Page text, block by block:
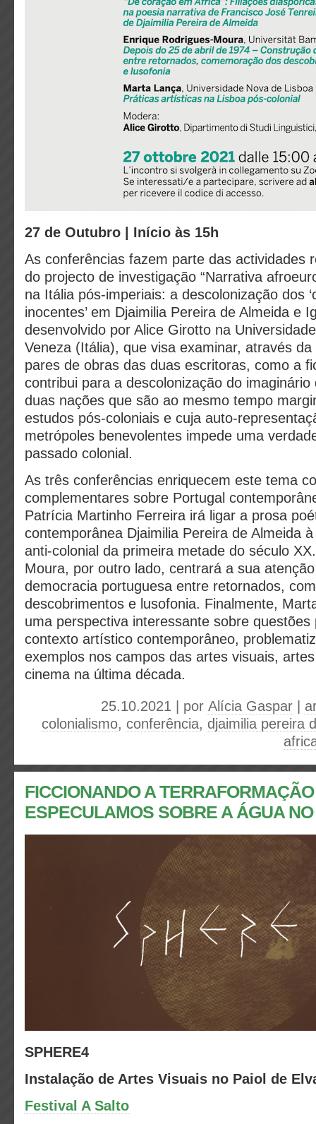
27 de Outubro | Início às 15h
As conferências fazem parte das actividades
do projecto de investigação “Narrativa
na Itália pós-imperiais: a descolonização dos
inocentes’ em Djaimilia Pereira de Almeida e
desenvolvido por Alice Girotto na
Veneza (Itália), que visa examinar, através
pares de obras das duas escritoras, como a
contribui para a descolonização do
duas nações que são ao mesmo tempo
estudos pós-coloniais e cuja auto-
metrópoles benevolentes impede uma
passado colonial.
As três conferências enriquecem este tema
complementares sobre Portugal
Patrícia Martinho Ferreira irá ligar a prosa
contemporânea Djaimilia Pereira de Almeida
anti-colonial da primeira metade do século
Moura, por outro lado, centrará a sua
democracia portuguesa entre retornados,
descobrimentos e lusofonia. Finalmente,
uma perspectiva interessante sobre questões
contexto artístico contemporâneo,
exemplos nos campos das artes visuais,
cinema na última década.
25.10.2021 | por Alícia Gaspar
colonialismo, conferência, djaimilia pereira
FICCIONANDO A
ESPECULAMOS SOBRE A ÁGUA
SPHERE4
Instalação de Artes Visuais no Paiol de
Festival A Salto